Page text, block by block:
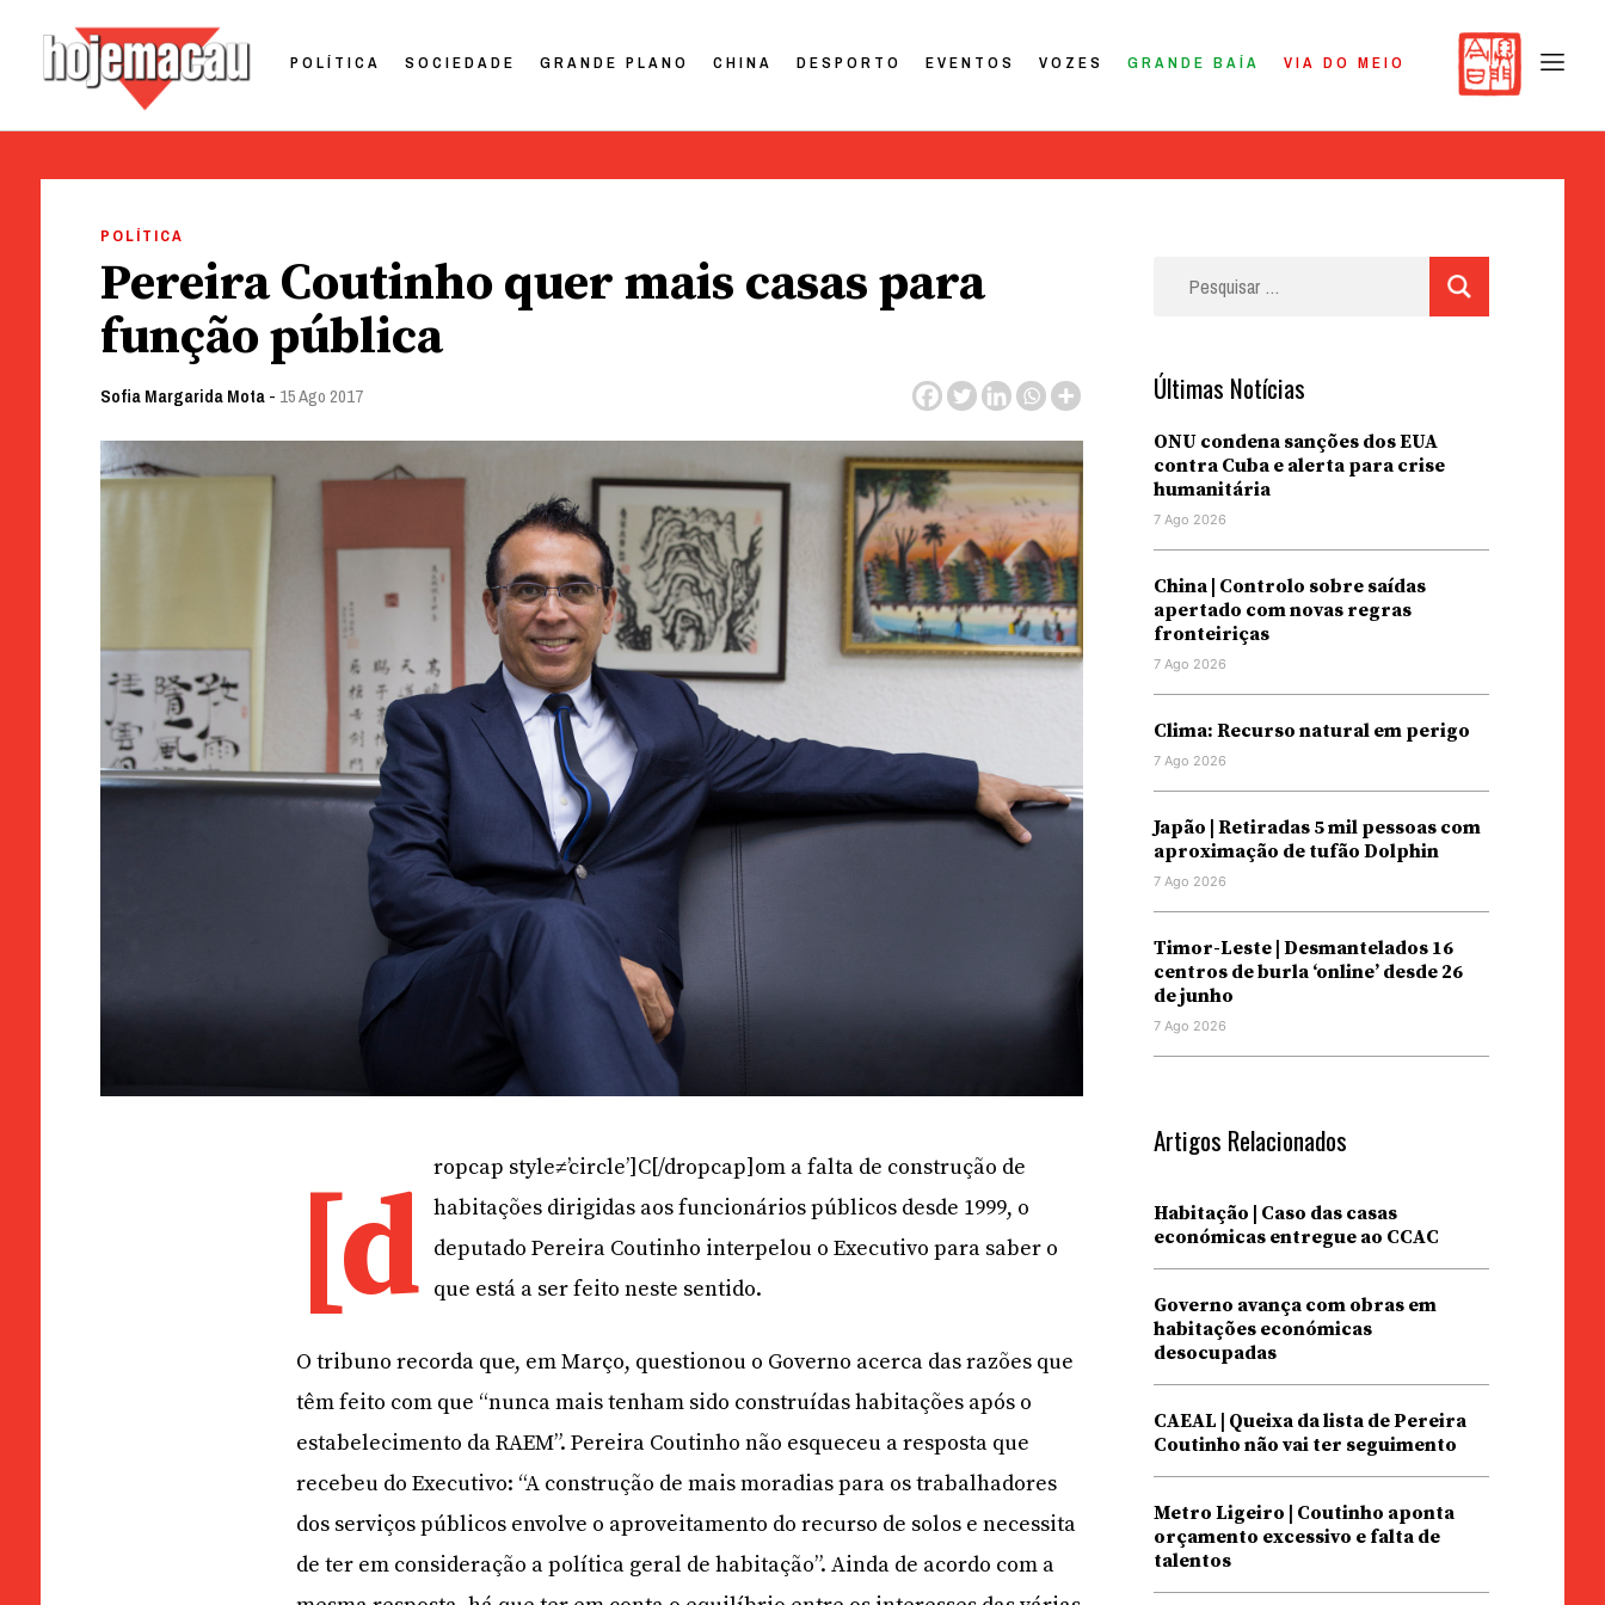
POLÍTICA SOCIEDADE GRANDE PLANO CHINA DESPORTO EVENTOS VOZES GRANDE BAÍA VIA DO MEIO
POLÍTICA
Pereira Coutinho quer mais casas para
função pública
Sofia Margarida Mota- 15 Ago 2017
[d ropcap style≠’circle’]C[/dropcap]om a falta de construção de
habitações dirigidas aos funcionários públicos desde 1999, o
deputado Pereira Coutinho interpelou o Executivo para saber o
que está a ser feito neste sentido.
O tribuno recorda que, em Março, questionou o Governo acerca das razões que
têm feito com que “nunca mais tenham sido construídas habitações após o
estabelecimento da RAEM”. Pereira Coutinho não esqueceu a resposta que
recebeu do Executivo: “A construção de mais moradias para os trabalhadores
dos serviços públicos envolve o aproveitamento do recurso de solos e necessita
de ter em consideração a política geral de habitação”. Ainda de acordo com a
Últimas Notícias
ONU condena sanções dos EUA
contra Cuba e alerta para crise
humanitária
7 Ago 2026
China | Controlo sobre saídas
apertado com novas regras
fronteiriças
7 Ago 2026
Clima: Recurso natural em perigo
7 Ago 2026
Japão | Retiradas 5 mil pessoas com
aproximação de tufão Dolphin
7 Ago 2026
Timor-Leste | Desmantelados 16
centros de burla ‘online’ desde 26
de junho
7 Ago 2026
Artigos Relacionados
Habitação | Caso das casas
económicas entregue ao CCAC
Governo avança com obras em
habitações económicas
desocupadas
CAEAL | Queixa da lista de Pereira
Coutinho não vai ter seguimento
Metro Ligeiro | Coutinho aponta
orçamento excessivo e falta de
talentos